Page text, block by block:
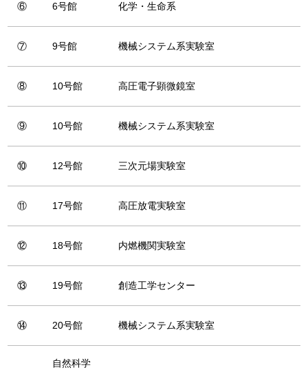
⑥ 6号館 化学・生命系
⑦ 9号館 機械システム系実験室
⑧ 10号館 高圧電子顕微鏡室
⑨ 10号館 機械システム系実験室
⑩ 12号館 三次元場実験室
⑪ 17号館 高圧放電実験室
⑫ 18号館 内燃機関実験室
⑬ 19号館 創造工学センター
⑭ 20号館 機械システム系実験室
自然科学